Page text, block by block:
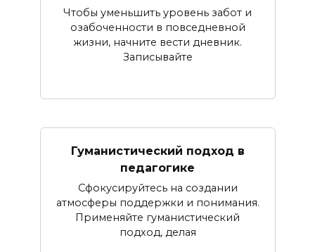
Чтобы уменьшить уровень забот и
озабоченности в повседневной
жизни, начните вести дневник.
Записывайте
Гуманистический подход в
педагогике
Сфокусируйтесь на создании
атмосферы поддержки и понимания.
Применяйте гуманистический
подход, делая